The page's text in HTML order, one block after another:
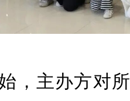
，主办方对